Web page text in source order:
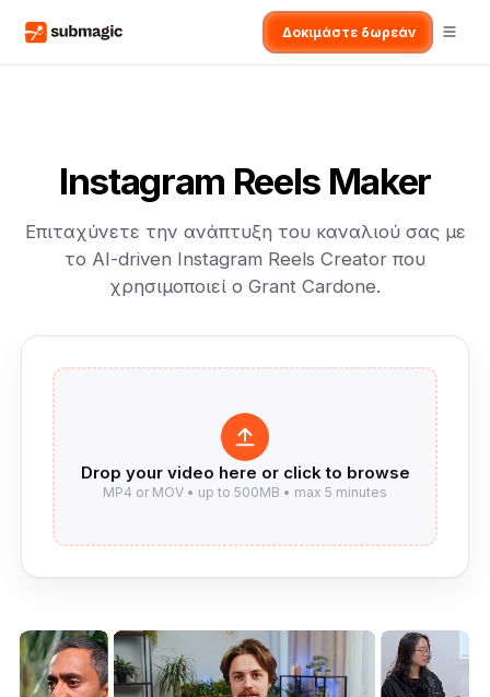
Δοκιμάστε δωρεάν
Instagram Reels Maker
Επιταχύνετε την ανάπτυξη του καναλιού σας με
το AI-driven Instagram Reels Creator που
χρησιμοποιεί ο Grant Cardone.